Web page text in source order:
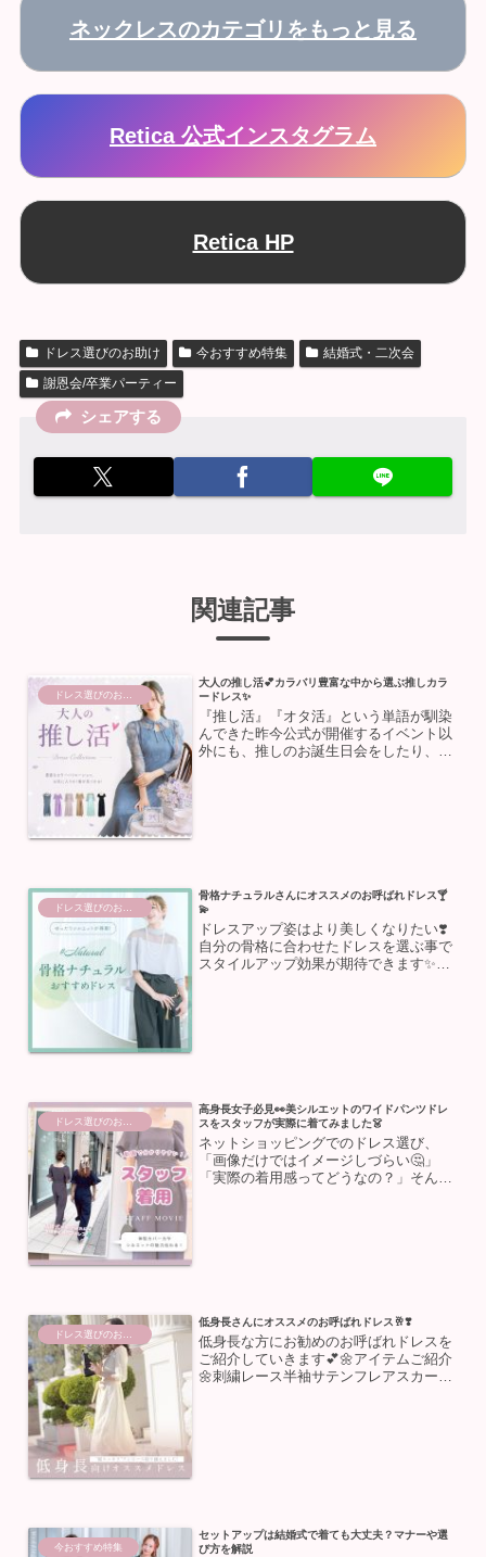
ネックレスのカテゴリをもっと見る
Retica 公式インスタグラム
Retica HP
ドレス選びのお助け 今おすすめ特集
結婚式・二次会
謝恩会/卒業パーティー
シェアする
関連記事
ドレス選びのお助け
大人の推し活💕カラバリ豊富な中から選ぶ推しカラ
ードレス✨
『推し活』『オタ活』という単語が馴染
んできた昨今公式が開催するイベント以
外にも、推しのお誕生日会をしたり、カ
ドレス選びのお助け
骨格ナチュラルさんにオススメのお呼ばれドレス🍸
💫
ドレスアップ姿はより美しくなりたい❣️
自分の骨格に合わせたドレスを選ぶ事で
スタイルアップ効果が期待できます✨今
高身長女子必見👀美シルエットのワイドパンツドレ
スをスタッフが実際に着てみました👗
ネットショッピングでのドレス選び、
「画像だけではイメージしづらい🤔」
「実際の着用感ってどうなの？」そんな
ドレス選びのお助け
低身長さんにオススメのお呼ばれドレス🥂❣️
低身長な方にお勧めのお呼ばれドレスを
ご紹介していきます💕🌼アイテムご紹介
🌼刺繍レース半袖サテンフレアスカート
今おすすめ特集
セットアップは結婚式で着ても大丈夫？マナーや選
び方を解説